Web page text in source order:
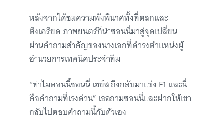
หลังจากได้ชมความพังพินาศทั้งที่ตลกและ
ตึงเครียด ภาพยนตร์ก็นำซอนนี่มาสู่จุดเปลี่ยน
ผ่านคำถามสำคัญของนางเอกที่ดำรงตำแหน่งผู้
อำนวยการเทคนิคประจำทีม
“ทำไมตอนนี้ซอนนี่ เฮย์ส ถึงกลับมาแข่ง F1 และนี่
คือคำถามที่เร่งด่วน” เธอถามซอนนี่และฝากให้เขา
กลับไปตอบคำถามนี้กับตัวเอง